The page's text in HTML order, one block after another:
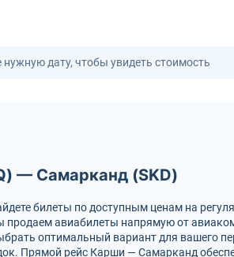
дату, чтобы увидеть стоимость
— Самарканд (SKD)
билеты по доступным ценам на
авиабилеты напрямую от
оптимальный вариант для вашего
Прямой рейс Карши — Самарканд